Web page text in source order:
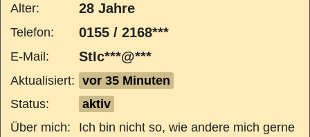
Alter:
28 Jahre
Telefon: 0155 / 2168***
E-Mail: StIc***@***
Aktualisiert: vor 35 Minuten
Status:
aktiv
Über mich:
Ich bin nicht so, wie andere mich gerne